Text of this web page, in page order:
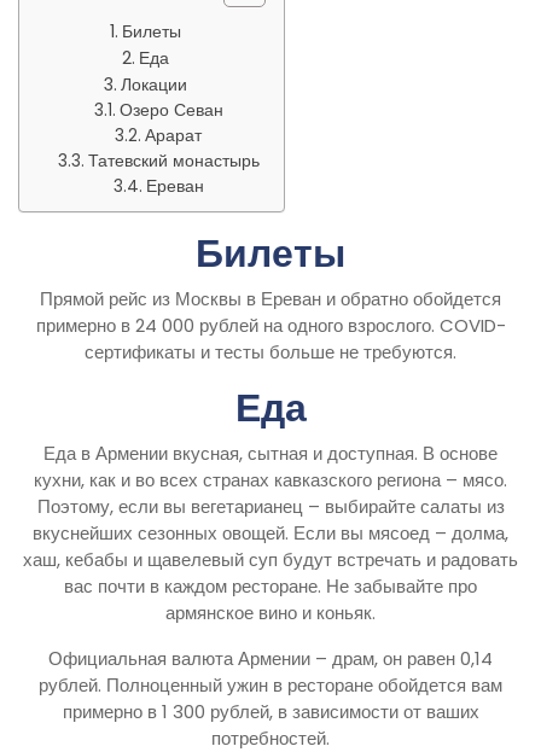
Билеты
Еда
Локации
Озеро Севан
Арарат
Татевский монастырь
Ереван
Билеты
Прямой рейс из Москвы в Ереван и обратно обойдется
примерно в 24 000 рублей на одного взрослого. COVID-
сертификаты и тесты больше не требуются.
Еда
Еда в Армении вкусная, сытная и доступная. В основе
кухни, как и во всех странах кавказского региона – мясо.
Поэтому, если вы вегетарианец – выбирайте салаты из
вкуснейших сезонных овощей. Если вы мясоед – долма,
хаш, кебабы и щавелевый суп будут встречать и радовать
вас почти в каждом ресторане. Не забывайте про
армянское вино и коньяк.
Официальная валюта Армении – драм, он равен 0,14
рублей. Полноценный ужин в ресторане обойдется вам
примерно в 1 300 рублей, в зависимости от ваших
потребностей.